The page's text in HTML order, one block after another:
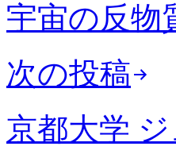
宇宙の反物
次の投稿
京都大学